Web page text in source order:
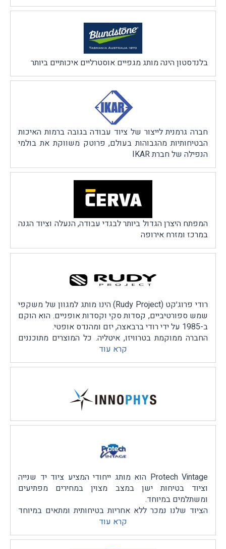
בלנדסטון הינה מותג מגפיים אוסטרליים איכותיים ביותר
חברה גרמנית לייצור של ציוד עבודה בגובה ברמות האיכות
הבטיחותיות מהגבוהות בעולם, פרוטק משווקת את בולמי
הנפילה של חברת IKAR
המפתח היצרן הגדול ביותר לבגדי עבודה, הנעלה וציוד הגנה
במרכז ומזרח אירופה
רודי פרוג׳קט (Rudy Project) הינו מותג למגוון של משקפי
שמש ספורטיביים, קסדות סקי וקסדות אופניים. הוא הוקם
ב-1985 על ידי רודי ברבאצה, יזם ומהנדס אופטי.
החברה ממוקמת בטרוויזו, איטליה. כל המוצרים מתוכננים
ל-Rudy Project מחויבות חזקה למחקר ופיתוח, וזכה
בלמעלה מ-60 פטנטים ברחבי העולם.
איכות מוצריהם בקטגוריית משקפי ספורט פרימיום .
קרא עוד
Protech Vintage הוא מותג ייחודי המציע ציוד יד שנייה
וציוד בטיחות ישן במצב מצוין במחירים מפתיעים
ומשתלמים במיוחד.
הציוד שלנו נמכר ללא אחריות בטיחותית ומתאים במיוחד
לאמנים, יוצרים ואנשי רוח המחפשים אביזרים ואמצעים
לעבודה, לתצוגה או כהשראה עיצובית ,שאינם מיועדים
לשימוש בטיחותי בפועל.
קרא עוד